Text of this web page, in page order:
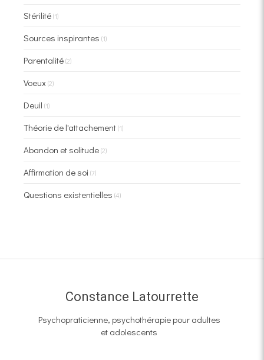
Stérilité(1)
Sources inspirantes (1)
Parentalité(2)
Voeux(2)
Deuil (1)
Théorie de l'attachement(1)
Abandon et solitude(2)
Affirmation de soi (7)
Questions existentielles (4)
Constance Latourrette
Psychopraticienne, psychothérapie pour adultes
et adolescents